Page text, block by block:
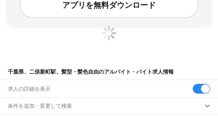
アプリを無料ダウンロード
千葉県、二俣新町駅、髪型・髪色自由のアルバイト・バイト求人情報
求人の詳細を表示
条件を追加・変更して検索